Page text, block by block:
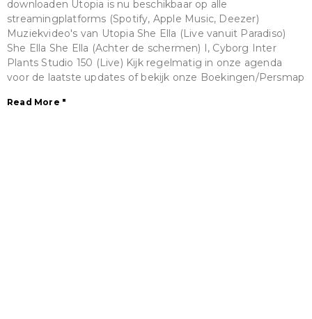
downloaden Utopia is nu beschikbaar op alle
streamingplatforms (Spotify, Apple Music, Deezer)
Muziekvideo's van Utopia She Ella (Live vanuit Paradiso)
She Ella She Ella (Achter de schermen) I, Cyborg Inter
Plants Studio 150 (Live) Kijk regelmatig in onze agenda
voor de laatste updates of bekijk onze Boekingen/Persmap
Read More "